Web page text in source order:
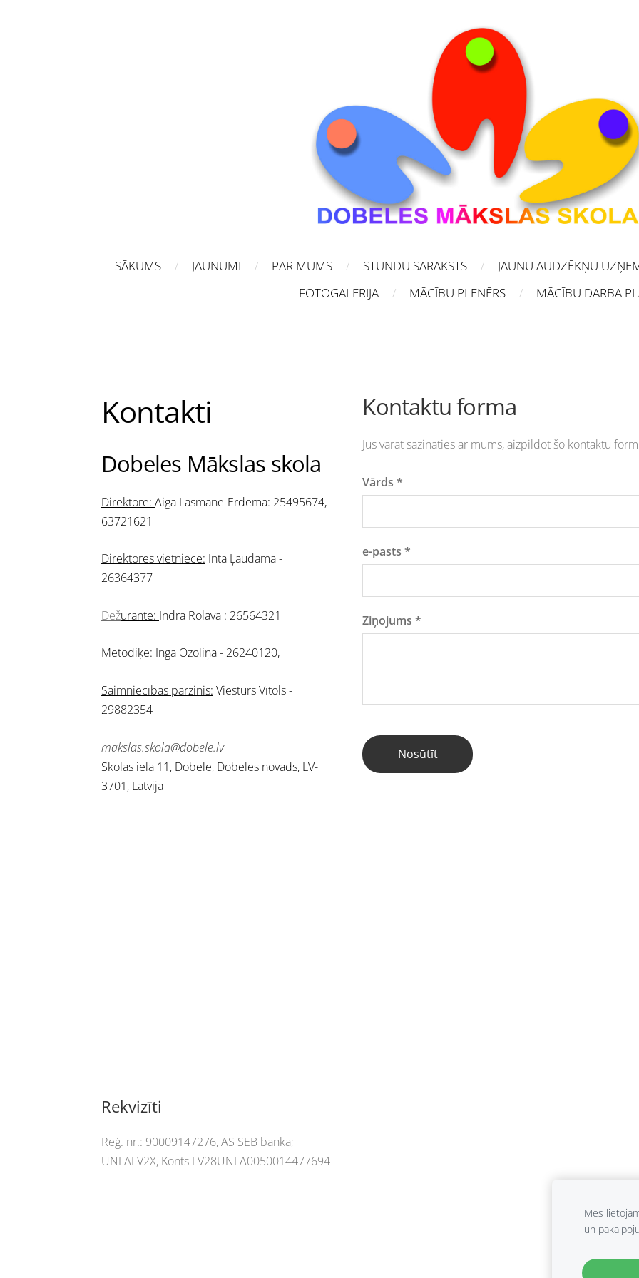
SĀKUMS JAUNUMI PAR MUMS STUNDU SARAKSTS
JAUNU AUDZĒKŅU
FOTOGALERIJA
MĀCĪBU PLENĒRS MĀCĪBU DARBA
Kontakti
Dobeles Mākslas skola
Direktore: Aiga Lasmane-Erdema: 25495674,
63721621
Direktores vietniece: Inta Ļaudama -
26364377
Dežurante: Indra Rolava : 26564321
Metodiķe: Inga Ozoliņa - 26240120,
Saimniecības pārzinis: Viesturs Vītols -
29882354
makslas.skola@dobele.lv
Skolas iela 11, Dobele, Dobeles novads, LV-
3701, Latvija
Rekvizīti
Reģ. nr.: 90009147276,AS SEB banka;
UNLALV2X, Konts LV28UNLA0050014477694
Kontaktu forma
Jūs varat sazināties ar mums, aizpildot šo kontaktu
Vārds*
e-pasts*
Ziņojums*
Mēs
un